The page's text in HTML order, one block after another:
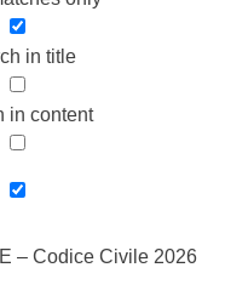
in title
in content
– Codice Civile 2026